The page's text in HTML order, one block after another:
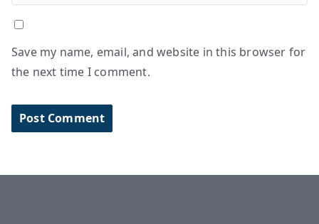
Save my name, email, and website in this browser for
the next time I comment.